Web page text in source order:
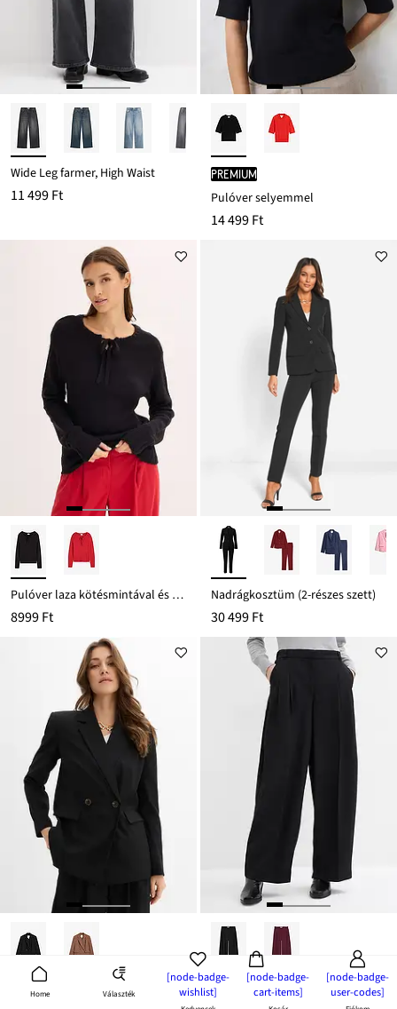
Home Választék
[node-badge-
wishlist]
[node-badge-
cart-items]
[node-badge-
user-codes]
Wide Leg farmer, High Waist
11 499 Ft
PREMIUM
Pulóver selyemmel
14 499 Ft
Pulóver laza kötésmintával és megkötős megoldással
8999 Ft
Nadrágkosztüm (2-részes szett)
30 499 Ft
SALE Szövetnadrág kényelmes derékpánttal és hasítékkal